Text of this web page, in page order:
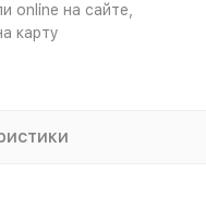
online на сайте,
карту